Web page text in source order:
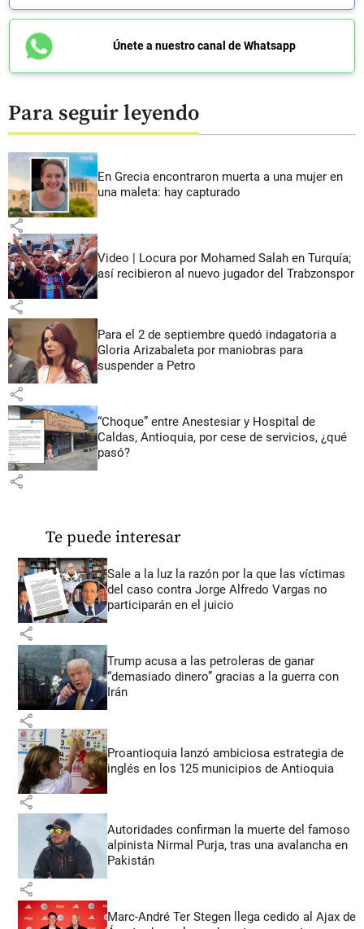
Únete a nuestro canal de Whatsapp
Para seguir leyendo
En Grecia encontraron muerta a una mujer en
una maleta: hay capturado
share
Video | Locura por Mohamed Salah en Turquía;
así recibieron al nuevo jugador del Trabzonspor
share
Para el 2 de septiembre quedó indagatoria a
Gloria Arizabaleta por maniobras para
suspender a Petro
share
“Choque” entre Anestesiar y Hospital de
Caldas, Antioquia, por cese de servicios, ¿qué
pasó?
share
Te puede interesar
Sale a la luz la razón por la que las víctimas
del caso contra Jorge Alfredo Vargas no
participarán en el juicio
share
Trump acusa a las petroleras de ganar
“demasiado dinero” gracias a la guerra con
Irán
share
Proantioquia lanzó ambiciosa estrategia de
inglés en los 125 municipios de Antioquia
share
Autoridades confirman la muerte del famoso
alpinista Nirmal Purja, tras una avalancha en
Pakistán
share
Marc-André Ter Stegen llega cedido al Ajax de